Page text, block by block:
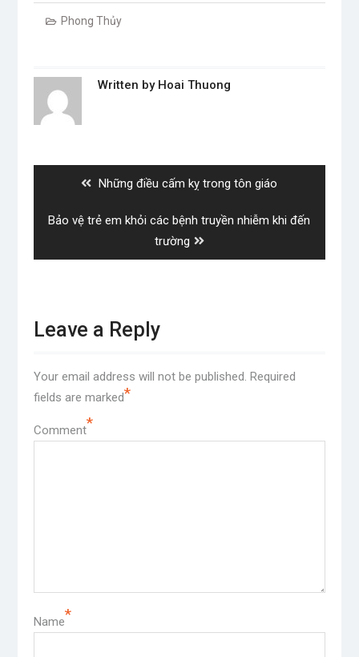
Phong Thủy
Written by Hoai Thuong
Previous
Những điều cấm kỵ trong tôn giáo
Next
Bảo vệ trẻ em khỏi các bệnh truyền nhiễm khi đến
trường
Leave a Reply
Your email address will not be published. Required
fields are marked*
Comment*
Name*